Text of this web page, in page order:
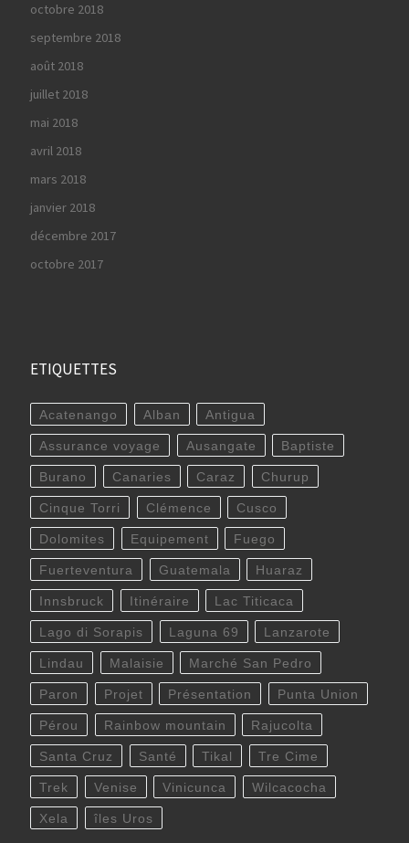
octobre 2018
septembre 2018
août 2018
juillet 2018
mai 2018
avril 2018
mars 2018
janvier 2018
décembre 2017
octobre 2017
ETIQUETTES
Acatenango Alban Antigua
Assurance voyage Ausangate Baptiste
Burano Canaries Caraz Churup
Cinque Torri Clémence Cusco
Dolomites Equipement Fuego
Fuerteventura Guatemala Huaraz
Innsbruck Itinéraire Lac Titicaca
Lago di Sorapis Laguna 69 Lanzarote
Lindau Malaisie Marché San Pedro
Paron Projet Présentation Punta Union
Pérou Rainbow mountain Rajucolta
Santa Cruz Santé Tikal Tre Cime
Trek Venise Vinicunca Wilcacocha
Xela îles Uros